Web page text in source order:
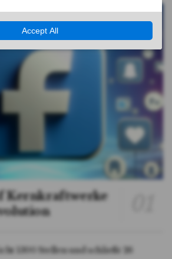
Kernkraftwerke
1300 Stellen und schließt 26